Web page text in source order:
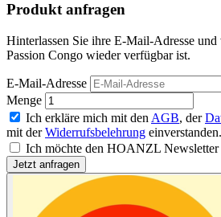
Produkt anfragen
Hinterlassen Sie ihre E-Mail-Adresse
Passion Congo wieder verfügbar ist.
E-Mail-Adresse
Menge
Ich erkläre mich mit den AGB, der
mit derWiderrufsbelehrung einverstanden.
Ich möchte den HOANZL Newsletter